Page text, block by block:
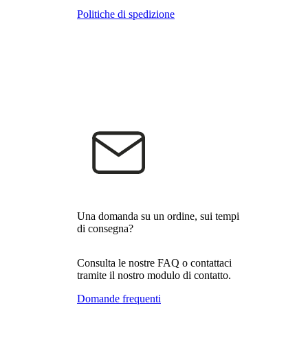
Politiche di spedizione
Una domanda su un ordine, sui tempi
di consegna?
Consulta le nostre FAQ o contattaci
tramite il nostro modulo di contatto.
Domande frequenti